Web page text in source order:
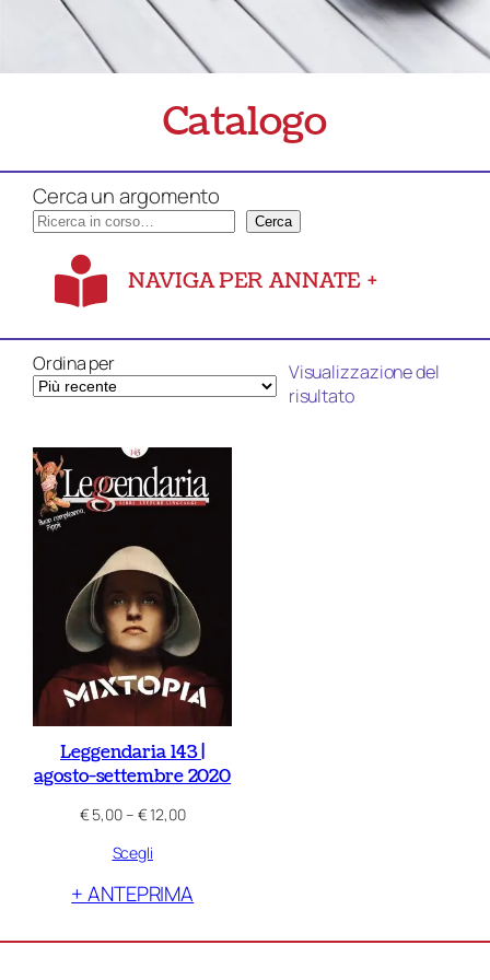
Catalogo
Cerca un argomento
Cerca
NAVIGA PER ANNATE +
Ordina per
Visualizzazione del
risultato
Leggendaria 143 |
agosto-settembre 2020
€5,00– €12,00Fascia
€ 5,00
€ 12,00
Scegli
+ ANTEPRIMA